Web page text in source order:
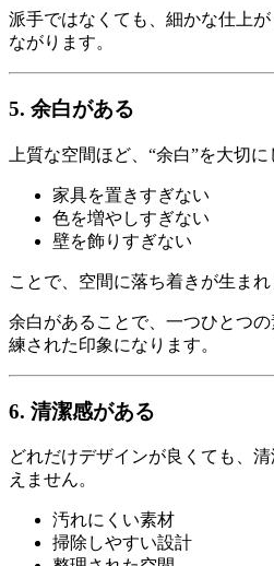
派手ではなくても、細かな仕上
ながります。
5. 余白がある
上質な空間ほど、“余白”を大切に
家具を置きすぎない
色を増やしすぎない
壁を飾りすぎない
ことで、空間に落ち着きが生まれ
余白があることで、一つひとつ
練された印象になります。
6. 清潔感がある
どれだけデザインが良くても、
えません。
汚れにくい素材
掃除しやすい設計